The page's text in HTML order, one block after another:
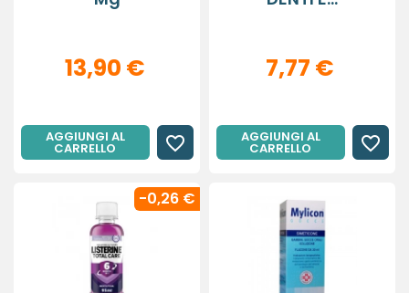
13,90 €
AGGIUNGI AL
CARRELLO favorite_border
7,77 €
AGGIUNGI AL
CARRELLO favorite_border
-0,26 €